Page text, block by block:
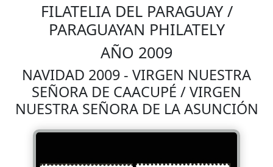
FILATELIA DEL PARAGUAY /
PARAGUAYAN PHILATELY
AÑO 2009
NAVIDAD 2009 - VIRGEN NUESTRA
SEÑORA DE CAACUPÉ / VIRGEN
NUESTRA SEÑORA DE LA ASUNCIÓN